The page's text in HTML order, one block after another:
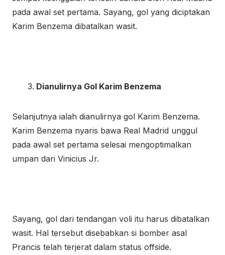
pada awal set pertama. Sayang, gol yang diciptakan
Karim Benzema dibatalkan wasit.
Dianulirnya Gol Karim Benzema
Selanjutnya ialah dianulirnya gol Karim Benzema.
Karim Benzema nyaris bawa Real Madrid unggul
pada awal set pertama selesai mengoptimalkan
umpan dari Vinicius Jr.
Sayang, gol dari tendangan voli itu harus dibatalkan
wasit. Hal tersebut disebabkan si bomber asal
Prancis telah terjerat dalam status offside.